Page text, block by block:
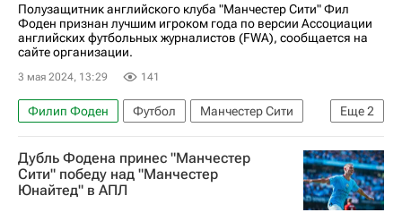
Полузащитник английского клуба "Манчестер Сити" Фил
Фоден признан лучшим игроком года по версии Ассоциации
английских футбольных журналистов (FWA), сообщается на
сайте организации.
3 мая 2024, 13:29 141
Еще2
Филип Фоден Футбол
Манчестер Сити
Эрлинг Холанд
Рубен Диаш
Дубль Фодена принес "Манчестер
Сити" победу над "Манчестер
Юнайтед" в АПЛ